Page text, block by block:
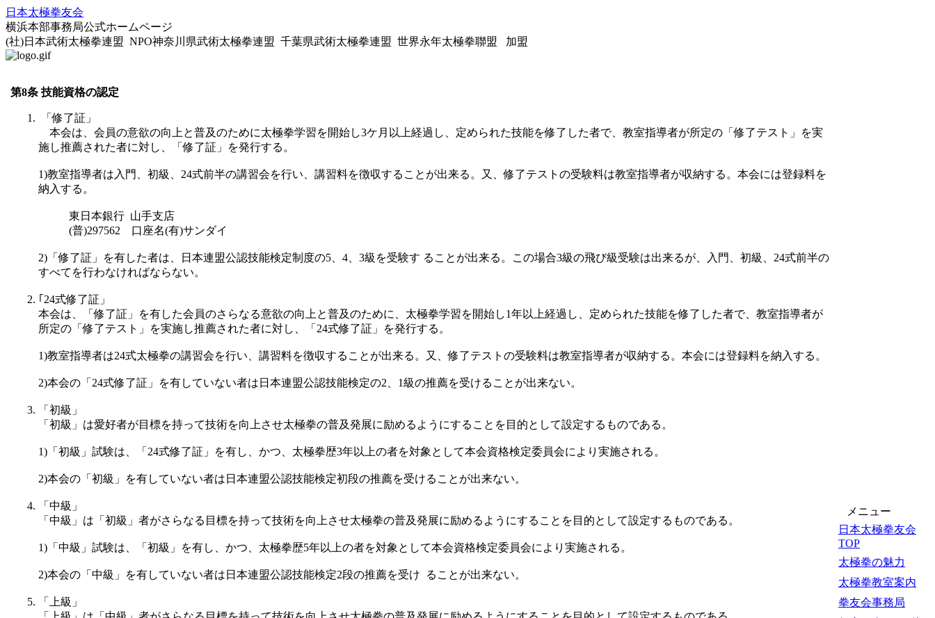
日本太極拳友会
横浜本部事務局公式ホームページ
(社)日本武術太極拳連盟 NPO神奈川県武術太極拳連盟 千葉県武術太極拳連盟 世界永年太極拳聯盟 加盟
第8条 技能資格の認定
「修了証」
本会は、会員の意欲の向上と普及のために太極拳学習を開始し3ケ月以上経過し、定められた技能を修了した者で、教室指導者が所定の「修了テスト」を実
施し推薦された者に対し、「修了証」を発行する。
1)教室指導者は入門、初級、24式前半の講習会を行い、講習料を徴収することが出来る。又、修了テストの受験料は教室指導者が収納する。本会には登録料を
納入する。
東日本銀行 山手支店
(普)297562 口座名(有)サンダイ
2)「修了証」を有した者は、日本連盟公認技能検定制度の5、4、3級を受験す ることが出来る。この場合3級の飛び級受験は出来るが、入門、初級、24式前半の
すべてを行わなければならない。
｢24式修了証」
本会は、「修了証」を有した会員のさらなる意欲の向上と普及のために、太極拳学習を開始し1年以上経過し、定められた技能を修了した者で、教室指導者が
所定の「修了テスト」を実施し推薦された者に対し、「24式修了証」を発行する。
1)教室指導者は24式太極拳の講習会を行い、講習料を徴収することが出来る。又、修了テストの受験料は教室指導者が収納する。本会には登録料を納入する。
2)本会の「24式修了証」を有していない者は日本連盟公認技能検定の2、1級の推薦を受けることが出来ない。
「初級」
「初級」は愛好者が目標を持って技術を向上させ太極拳の普及発展に励めるようにすることを目的として設定するものである。
1)「初級」試験は、「24式修了証」を有し、かつ、太極拳歴3年以上の者を対象として本会資格検定委員会により実施される。
2)本会の「初級」を有していない者は日本連盟公認技能検定初段の推薦を受けることが出来ない。
「中級」
「中級」は「初級」者がさらなる目標を持って技術を向上させ太極拳の普及発展に励めるようにすることを目的として設定するものである。
1)「中級」試験は、「初級」を有し、かつ、太極拳歴5年以上の者を対象として本会資格検定委員会により実施される。
2)本会の「中級」を有していない者は日本連盟公認技能検定2段の推薦を受け ることが出来ない。
「上級」
メニュー
日本太極拳友会
TOP
太極拳の魅力
太極拳教室案内
拳友会事務局